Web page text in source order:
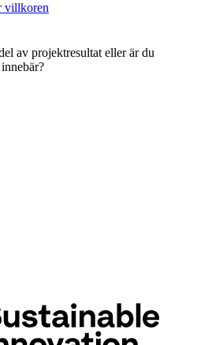
villkoren
av projektresultat eller är du